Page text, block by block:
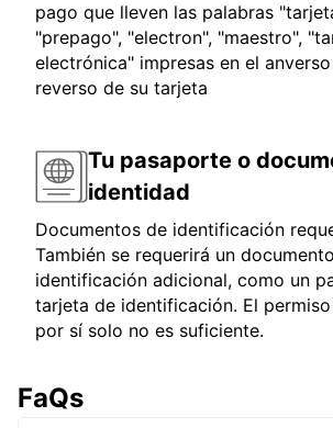
pago que lleven las palabras
"prepago", "electron", "maestro",
electrónica" impresas en el
reverso de su tarjeta
Tu pasaporte o
identidad
Documentos de identificación
También se requerirá un
identificación adicional, como un
tarjeta de identificación. El
por sí solo no es suficiente.
FaQs